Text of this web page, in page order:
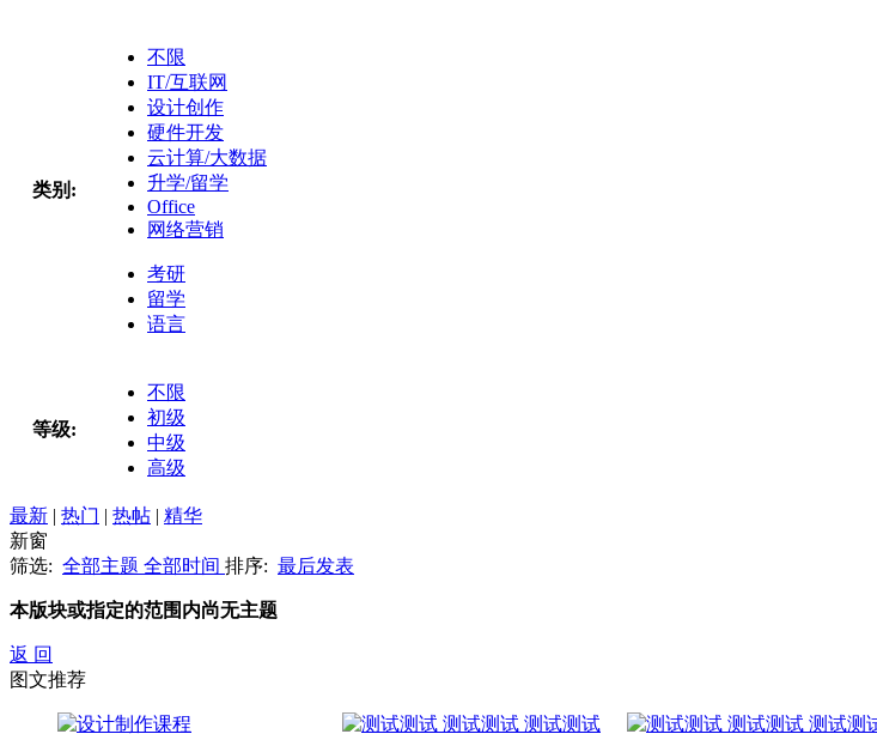
类别:
不限
IT/互联网
设计创作
硬件开发
云计算/大数据
升学/留学
Office
网络营销
考研
留学
语言
等级:
不限
初级
中级
高级
最新 | 热门 | 热帖 | 精华
新窗
筛选: 全部主题 全部时间 排序: 最后发表
本版块或指定的范围内尚无主题
返 回
图文推荐